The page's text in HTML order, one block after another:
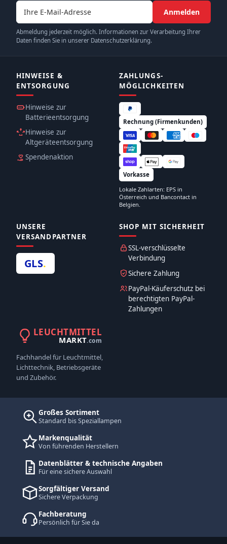
E-Mail-Adresse
Anmelden
Abmeldung jederzeit möglich. Informationen zur Verarbeitung Ihrer
Daten finden Sie in unserer Datenschutzerklärung.
HINWEISE &
ENTSORGUNG
Hinweise zur
Batterieentsorgung
Hinweise zur
Altgeräteentsorgung
Spendenaktion
ZAHLUNGS­
MÖGLICHKEITEN
Rechnung (Firmenkunden)
Vorkasse
Lokale Zahlarten: EPS in
Österreich und Bancontact in
Belgien.
UNSERE
VERSANDPARTNER
GLS.
SHOP MIT SICHERHEIT
SSL-verschlüsselte
Verbindung
Sichere Zahlung
PayPal-Käuferschutz bei
berechtigten PayPal-
Zahlungen
LEUCHTMITTEL
MARKT.com
Fachhandel für Leuchtmittel,
Lichttechnik, Betriebsgeräte
und Zubehör.
Großes Sortiment
Standard bis Speziallampen
Markenqualität
Von führenden Herstellern
Datenblätter & technische Angaben
Für eine sichere Auswahl
Sorgfältiger Versand
Sichere Verpackung
Fachberatung
Persönlich für Sie da